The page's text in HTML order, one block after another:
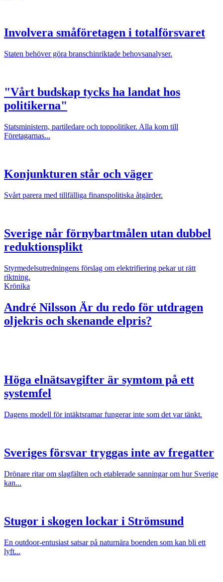
Involvera småföretagen i totalförsvaret
Staten behöver göra branschinriktade behovsanalyser.
"Vårt budskap tycks ha landat hos
politikerna"
Statsministern, partiledare och toppolitiker. Alla kom till
Företagarnas...
Konjunkturen står och väger
Svårt parera med tillfälliga finanspolitiska åtgärder.
Sverige når förnybartmålen utan dubbel
reduktionsplikt
Styrmedelsutredningens förslag om elektrifiering pekar ut rätt
riktning.
Krönika
André Nilsson Är du redo för utdragen
oljekris och skenande elpris?
Höga elnätsavgifter är symtom på ett
systemfel
Dagens modell för intäktsramar fungerar inte som det var tänkt.
Sveriges försvar tryggas inte av fregatter
Drönare ritar om slagfälten och etablerade sanningar om hur Sverige
kan...
Stugor i skogen lockar i Strömsund
En outdoor-entusiast satsar på naturnära boenden som kan bli ett
lyft...